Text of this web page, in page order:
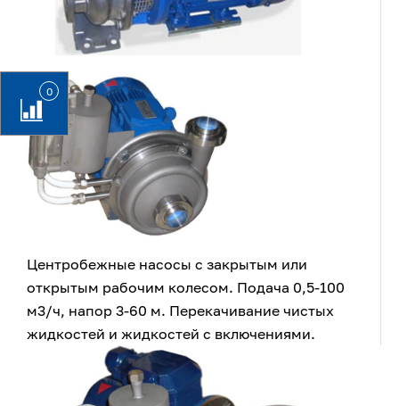
0
Центробежные насосы с закрытым или
открытым рабочим колесом. Подача 0,5-100
м3/ч, напор 3-60 м. Перекачивание чистых
жидкостей и жидкостей с включениями.